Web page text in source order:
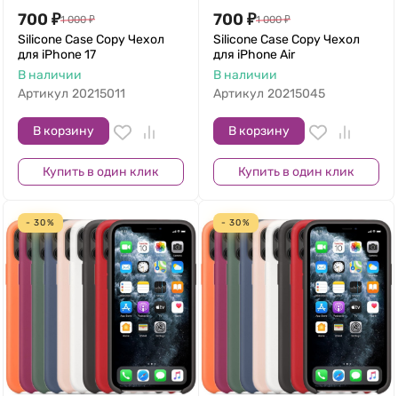
700 ₽1 000 ₽
Silicone Case Copy Чехол
для iPhone 17
В наличии
Артикул 20215011
В корзину
Купить в один клик
700 ₽1 000 ₽
Silicone Case Copy Чехол
для iPhone Air
В наличии
Артикул 20215045
В корзину
Купить в один клик
- 30% - 30%